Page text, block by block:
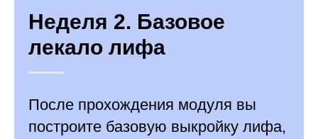
Неделя 2. Базовое
лекало лифа
После прохождения модуля вы
построите базовую выкройку лифа,